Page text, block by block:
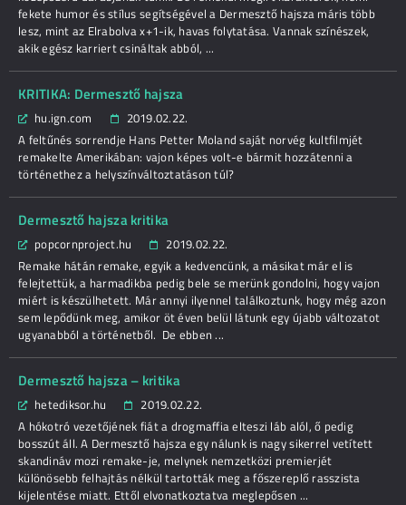
fekete humor és stílus segítségével a Dermesztő hajsza máris több
lesz, mint az Elrabolva x+1-ik, havas folytatása. Vannak színészek,
akik egész karriert csináltak abból, ...
KRITIKA: Dermesztő hajsza
hu.ign.com
2019.02.22.
A feltűnés sorrendje Hans Petter Moland saját norvég kultfilmjét
remakelte Amerikában: vajon képes volt-e bármit hozzátenni a
történethez a helyszínváltoztatáson túl?
Dermesztő hajsza kritika
popcornproject.hu
2019.02.22.
Remake hátán remake, egyik a kedvencünk, a másikat már el is
felejtettük, a harmadikba pedig bele se merünk gondolni, hogy vajon
miért is készülhetett. Már annyi ilyennel találkoztunk, hogy még azon
sem lepődünk meg, amikor öt éven belül látunk egy újabb változatot
ugyanabból a történetből. De ebben ...
Dermesztő hajsza – kritika
hetediksor.hu
2019.02.22.
A hókotró vezetőjének fiát a drogmaffia elteszi láb alól, ő pedig
bosszút áll. A Dermesztő hajsza egy nálunk is nagy sikerrel vetített
skandináv mozi remake-je, melynek nemzetközi premierjét
különösebb felhajtás nélkül tartották meg a főszereplő rasszista
kijelentése miatt. Ettől elvonatkoztatva meglepősen ...